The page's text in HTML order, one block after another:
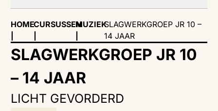
HOMECURSUSSENMUZIEKSLAGWERKGROEP JR 10 –
14 JAAR
SLAGWERKGROEP JR 10
– 14 JAAR
LICHT GEVORDERD